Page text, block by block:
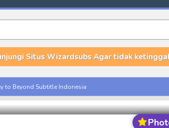
Situs Wizardsubs Agar tidak
Indonesia
Photobook - Ashita Tenki Ni Nare